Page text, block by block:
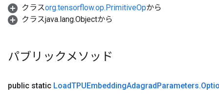
クラスorg.tensorflow.op.PrimitiveOpから
クラスjava.lang.Objectから
パブリックメソッド
public static LoadTPUEmbeddingAdagradParameters.